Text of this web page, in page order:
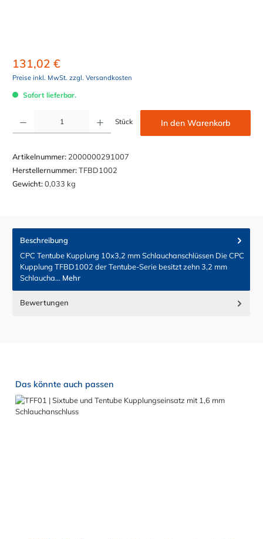
131,02 €
Preise inkl. MwSt. zzgl. Versandkosten
Sofort lieferbar.
Stück In den Warenkorb
Artikelnummer: 2000000291007
Herstellernummer:TFBD1002
Gewicht:0,033 kg
Beschreibung
CPC Tentube Kupplung 10x3,2 mm Schlauchanschlüssen Die CPC
Kupplung TFBD1002 der Tentube-Serie besitzt zehn 3,2 mm
Schlaucha… Mehr
Bewertungen
Produktgalerie überspringen
Das könnte auch passen